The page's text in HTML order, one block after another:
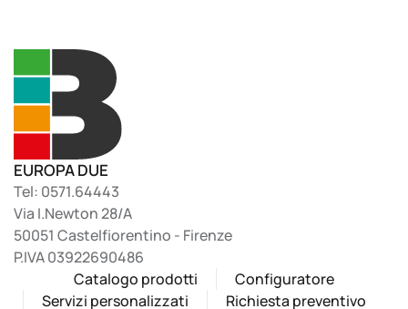
EUROPA DUE
Tel: 0571.64443
Via I.Newton 28/A
50051 Castelfiorentino - Firenze
P.IVA 03922690486
Catalogo prodotti
Configuratore
Servizi personalizzati
Richiesta preventivo